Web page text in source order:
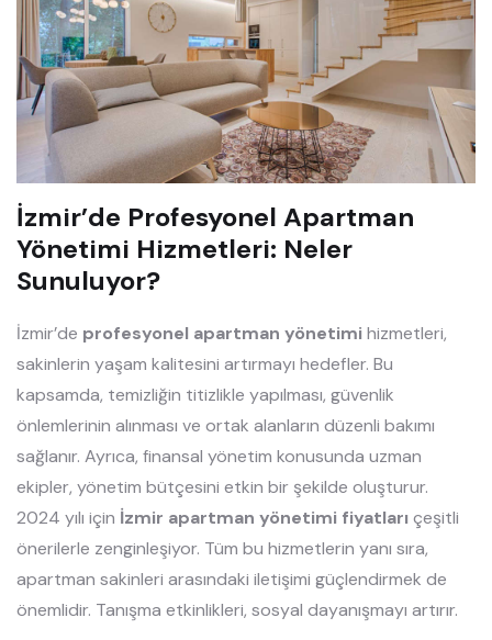
İzmir’de Profesyonel Apartman
Yönetimi Hizmetleri: Neler
Sunuluyor?
İzmir’de profesyonel apartman yönetimihizmetleri,
sakinlerin yaşam kalitesini artırmayı hedefler. Bu
kapsamda, temizliğin titizlikle yapılması, güvenlik
önlemlerinin alınması ve ortak alanların düzenli bakımı
sağlanır. Ayrıca, finansal yönetim konusunda uzman
ekipler, yönetim bütçesini etkin bir şekilde oluşturur.
2024 yılı için İzmir apartman yönetimi fiyatlarıçeşitli
önerilerle zenginleşiyor. Tüm bu hizmetlerin yanı sıra,
apartman sakinleri arasındaki iletişimi güçlendirmek de
önemlidir. Tanışma etkinlikleri, sosyal dayanışmayı artırır.